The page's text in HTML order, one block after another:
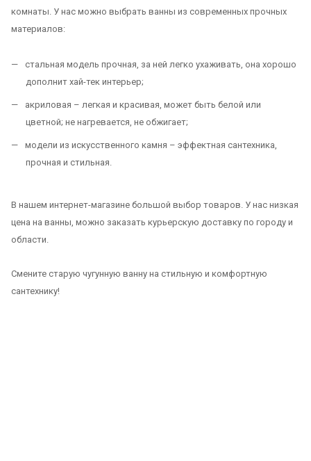
комнаты. У нас можно выбрать ванны из современных прочных
материалов:
стальная модель прочная, за ней легко ухаживать, она хорошо
дополнит хай-тек интерьер;
акриловая – легкая и красивая, может быть белой или
цветной; не нагревается, не обжигает;
модели из искусственного камня – эффектная сантехника,
прочная и стильная.
В нашем интернет-магазине большой выбор товаров. У нас низкая
цена на ванны, можно заказать курьерскую доставку по городу и
области.
Смените старую чугунную ванну на стильную и комфортную
сантехнику!